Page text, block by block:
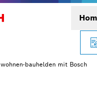
wohnen-bauhelden mit Bosch